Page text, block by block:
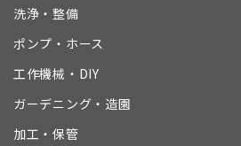
洗浄・整備
ポンプ・ホース
工作機械・DIY
ガーデニング・造園
加工・保管